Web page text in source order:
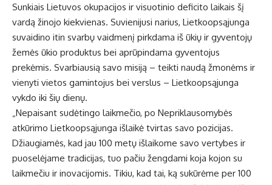
Sunkiais Lietuvos okupacijos ir visuotinio deficito laikais šį
vardą žinojo kiekvienas. Suvienijusi narius, Lietkoopsąjunga
suvaidino itin svarbų vaidmenį pirkdama iš ūkių ir gyventojų
žemės ūkio produktus bei aprūpindama gyventojus
prekėmis. Svarbiausią savo misiją – teikti naudą žmonėms ir
vienyti vietos gamintojus bei verslus – Lietkoopsąjunga
vykdo iki šių dienų.
„Nepaisant sudėtingo laikmečio, po Nepriklausomybės
atkūrimo Lietkoopsąjunga išlaikė tvirtas savo pozicijas.
Džiaugiamės, kad jau 100 metų išlaikome savo vertybes ir
puoselėjame tradicijas, tuo pačiu žengdami koja kojon su
laikmečiu ir inovacijomis. Tikiu, kad tai, ką sukūrėme per 100